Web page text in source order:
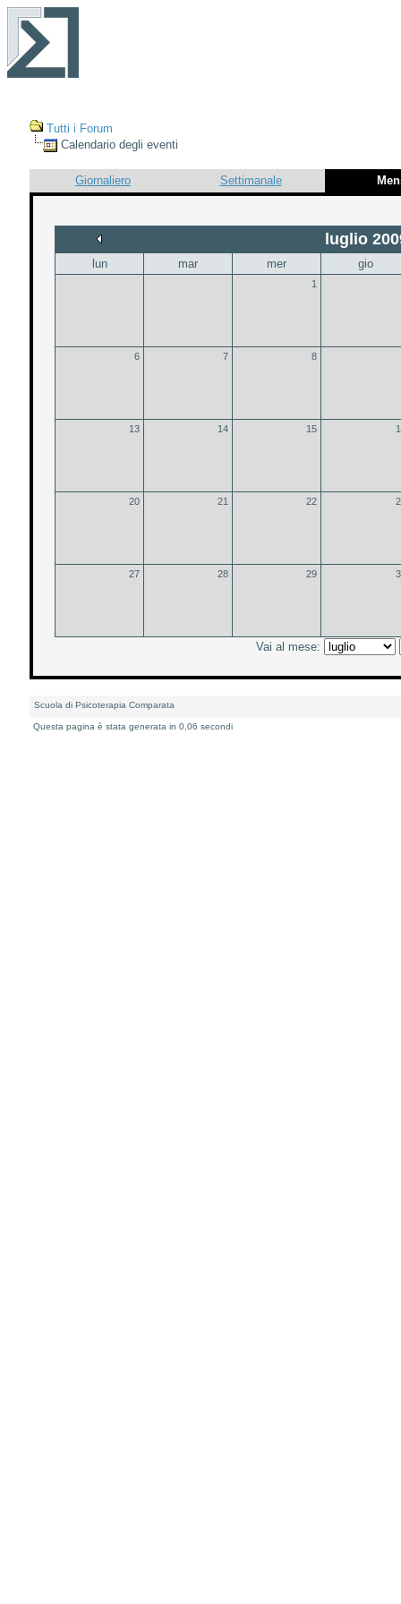
Tutti i Forum
Calendario degli eventi
Giornaliero Settimanale
luglio
lun mar mer gio
1
6 7 8
13 14 15
20 21 22
27 28 29
Vai al mese:
Scuola di Psicoterapia Comparata
Questa pagina è stata generata in 0,06 secondi